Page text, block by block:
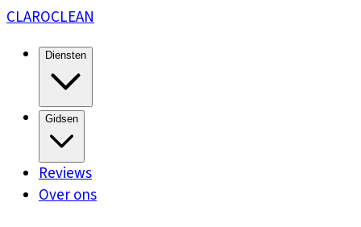
CLAROCLEAN
Diensten
Gidsen
Reviews
Over ons